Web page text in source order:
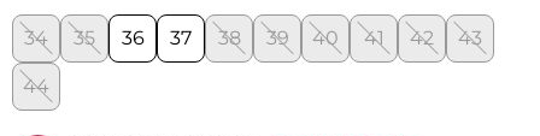
34 35 36 37 38 39 40 41 42 43
44